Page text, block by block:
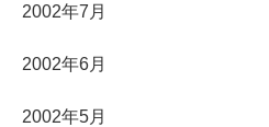
2002年7月
2002年6月
2002年5月